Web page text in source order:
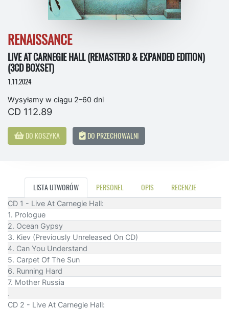
RENAISSANCE
LIVE AT CARNEGIE HALL (REMASTERD & EXPANDED EDITION)
(3CD BOXSET)
1.11.2024
Wysyłamy w ciągu 2–60 dni
CD 112.89
DO KOSZYKA DO PRZECHOWALNI
LISTA UTWORÓW PERSONEL OPIS RECENZJE
CD 1 - Live At Carnegie Hall:
1. Prologue
2. Ocean Gypsy
3. Kiev (Previously Unreleased On CD)
4. Can You Understand
5. Carpet Of The Sun
6. Running Hard
7. Mother Russia
.
CD 2 - Live At Carnegie Hall: